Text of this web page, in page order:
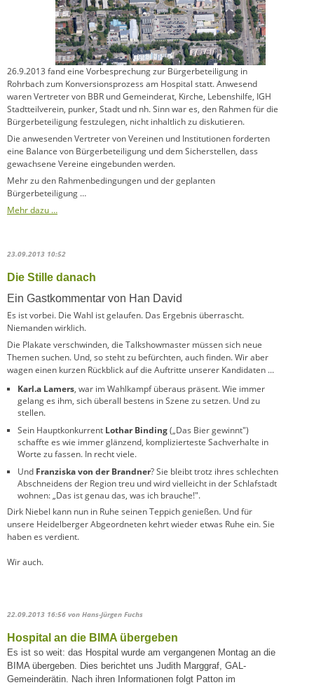
26.9.2013 fand eine Vorbesprechung zur Bürgerbeteiligung in
Rohrbach zum Konversionsprozess am Hospital statt. Anwesend
waren Vertreter von BBR und Gemeinderat, Kirche, Lebenshilfe, IGH
Stadtteilverein, punker, Stadt und nh. Sinn war es, den Rahmen für die
Bürgerbeteiligung festzulegen, nicht inhaltlich zu diskutieren.
Die anwesenden Vertreter von Vereinen und Institutionen forderten
eine Balance von Bürgerbeteiligung und dem Sicherstellen, dass
gewachsene Vereine eingebunden werden.
Mehr zu den Rahmenbedingungen und der geplanten
Bürgerbeteiligung …
Mehr dazu …
23.09.2013 10:52
Die Stille danach
Ein Gastkommentar von Han David
Es ist vorbei. Die Wahl ist gelaufen. Das Ergebnis überrascht.
Niemanden wirklich.
Die Plakate verschwinden, die Talkshowmaster müssen sich neue
Themen suchen. Und, so steht zu befürchten, auch finden. Wir aber
wagen einen kurzen Rückblick auf die Auftritte unserer Kandidaten ...
Karl.a Lamers, war im Wahlkampf überaus präsent. Wie immer
gelang es ihm, sich überall bestens in Szene zu setzen. Und zu
stellen.
Sein Hauptkonkurrent Lothar Binding(„Das Bier gewinnt")
schaffte es wie immer glänzend, komplizierteste Sachverhalte in
Worte zu fassen. In recht viele.
Und Franziska von der Brandner? Sie bleibt trotz ihres schlechten
Abschneidens der Region treu und wird vielleicht in der Schlafstadt
wohnen: „Das ist genau das, was ich brauche!".
Dirk Niebel kann nun in Ruhe seinen Teppich genießen. Und für
unsere Heidelberger Abgeordneten kehrt wieder etwas Ruhe ein. Sie
haben es verdient.
Wir auch.
22.09.2013 16:56 von Hans-Jürgen Fuchs
Hospital an die BIMA übergeben
Es ist so weit: das Hospital wurde am vergangenen Montag an die
BIMA übergeben. Dies berichtet uns Judith Marggraf, GAL-
Gemeinderätin. Nach ihren Informationen folgt Patton im